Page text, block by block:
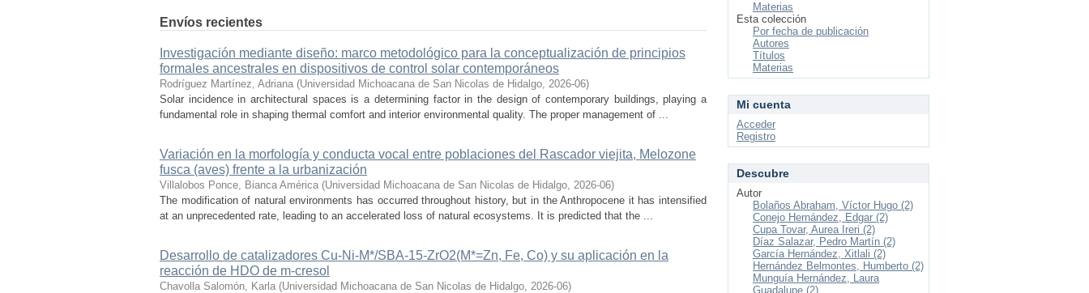
Envíos recientes
Investigación mediante diseño: marco metodológico para la conceptualización de principios
formales ancestrales en dispositivos de control solar contemporáneos
Rodríguez Martínez, Adriana (Universidad Michoacana de San Nicolas de Hidalgo, 2026-06)
Solar incidence in architectural spaces is a determining factor in the design of contemporary buildings, playing a
fundamental role in shaping thermal comfort and interior environmental quality. The proper management of ...
Variación en la morfología y conducta vocal entre poblaciones del Rascador viejita, Melozone
fusca (aves) frente a la urbanización
Villalobos Ponce, Bianca América (Universidad Michoacana de San Nicolas de Hidalgo, 2026-06)
The modification of natural environments has occurred throughout history, but in the Anthropocene it has intensified
at an unprecedented rate, leading to an accelerated loss of natural ecosystems. It is predicted that the ...
Desarrollo de catalizadores Cu-Ni-M*/SBA-15-ZrO2(M*=Zn, Fe, Co) y su aplicación en la
reacción de HDO de m-cresol
Chavolla Salomón, Karla (Universidad Michoacana de San Nicolas de Hidalgo, 2026-06)
Materias
Esta colección
Por fecha de publicación
Autores
Títulos
Materias
Mi cuenta
Acceder
Registro
Descubre
Autor
Bolaños Abraham, Víctor Hugo (2)
Conejo Hernández, Edgar (2)
Cupa Tovar, Aurea Ireri (2)
Díaz Salazar, Pedro Martín (2)
García Hernández, Xitlali (2)
Hernández Belmontes, Humberto (2)
Munguía Hernández, Laura
Guadalupe (2)